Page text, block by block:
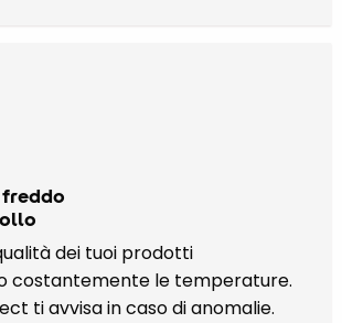
dei tuoi prodotti
costantemente le temperature.
ti avvisa in caso di anomalie.